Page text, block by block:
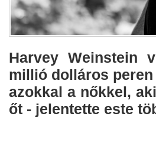
Harvey Weinstein
millió dolláros
azokkal a nőkkel,
őt - jelentette este